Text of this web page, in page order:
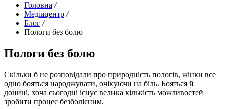
Головна /
Медіацентр /
Блог /
Пологи без болю
Пологи без болю
Скільки б не розповідали про природність пологів, жінки все
одно бояться народжувати, очікуючи на біль. Бояться й
донині, хоча сьогодні існує велика кількість можливостей
зробити процес безболісним.